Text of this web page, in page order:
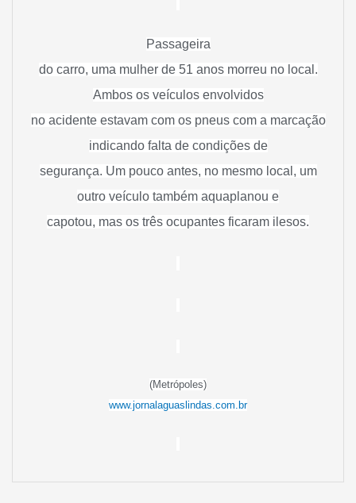
Passageira
do carro, uma mulher de 51 anos morreu no local.
Ambos os veículos envolvidos
no acidente estavam com os pneus com a marcação
indicando falta de condições de
segurança. Um pouco antes, no mesmo local, um
outro veículo também aquaplanou e
capotou, mas os três ocupantes ficaram ilesos.
(Metrópoles)
www.jornalaguaslindas.com.br